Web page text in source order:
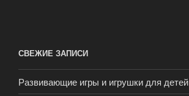
СВЕЖИЕ ЗАПИСИ
Развивающие игры и игрушки для детей